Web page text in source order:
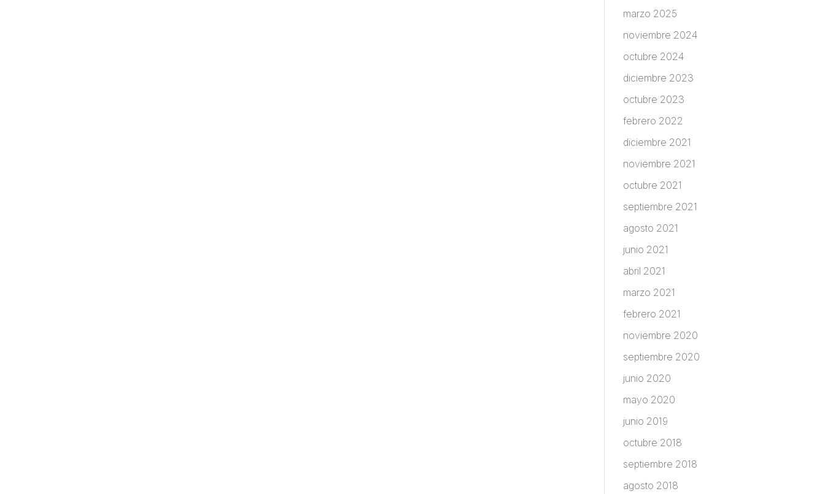
marzo 2025
noviembre 2024
octubre 2024
diciembre 2023
octubre 2023
febrero 2022
diciembre 2021
noviembre 2021
octubre 2021
septiembre 2021
agosto 2021
junio 2021
abril 2021
marzo 2021
febrero 2021
noviembre 2020
septiembre 2020
junio 2020
mayo 2020
junio 2019
octubre 2018
septiembre 2018
agosto 2018